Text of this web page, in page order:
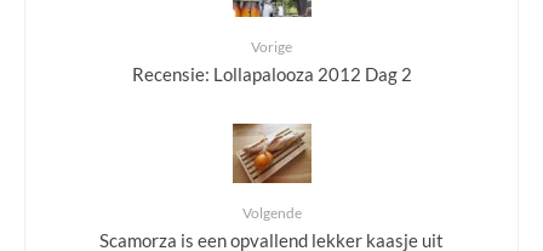
Vorige
Recensie: Lollapalooza 2012 Dag 2
Volgende
Scamorza is een opvallend lekker kaasje uit